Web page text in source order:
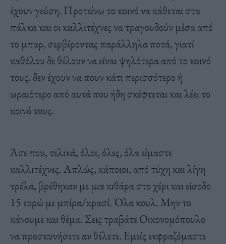
έχουν γεύση. Προτείνω το κοινό να κάθεται στα
πάλκα και οι καλλιτέχνες να τραγουδούν μέσα από
το μπαρ, σερβίροντας παράλληλα ποτά, γιατί
καθόλου δε θέλουν να είναι ψηλότερα από το κοινό
τους, δεν έχουν να πουν κάτι περισσότερο ή
ωραιότερο από αυτά που ήδη σκέφτεται και λέει το
κοινό τους.
Άσε που, τελικά, όλοι, όλες, όλα είμαστε
καλλιτέχνες. Απλώς, κάποιοι, από τύχη και λίγη
τρέλα, βρέθηκαν με μια κιθάρα στο χέρι και είσοδο
15 ευρώ με μπίρα/κρασί. Όλα κουλ. Μην το
κάνουμε και θέμα. Σεις τραβάτε Οικονομόπουλο
να προσκυνήσετε αν θέλετε. Εμείς εκφραζόμαστε